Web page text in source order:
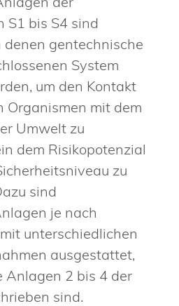
S1 bis S4 sind
denen gentechnische
System
um den Kontakt
Organismen mit dem
Umwelt zu
dem Risikopotenzial
zu
sind
je nach
unterschiedlichen
ausgestattet,
Anlagen 2 bis 4 der
sind.